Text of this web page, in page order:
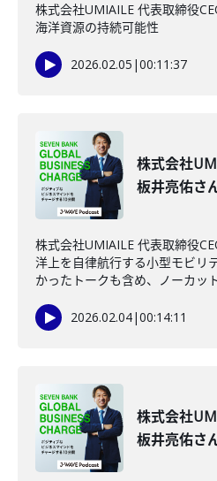
株式会社UMIAILE 代表取締役
海洋資源の持続可能性
2026.02.05 |00:11:37
株式会社
板井亮佑さ
株式会社UMIAILE 代表取締役
洋上を自律航行する小型モビリ
かったトークも含め、ノーカッ
2026.02.04|00:14:11
株式会社
板井亮佑さ